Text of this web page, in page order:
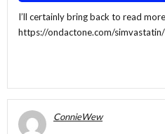
I’ll certainly bring back to read
https://ondactone.com/simvastatin/
ConnieWew